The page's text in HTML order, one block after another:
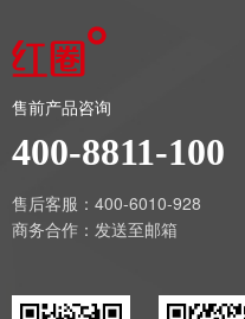
售前产品咨询
400-8811-100
售后客服：400-6010-928
商务合作： 发送至邮箱